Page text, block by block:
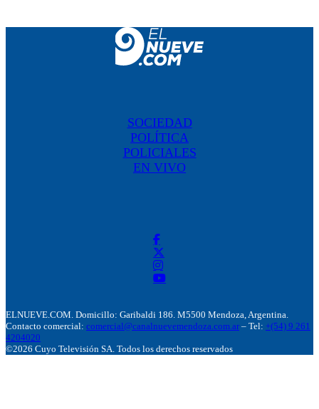
SOCIEDAD
POLÍTICA
POLICIALES
EN VIVO
ELNUEVE.COM. Domicillo: Garibaldi 186. M5500 Mendoza, Argentina.
Contacto comercial: comercial@canalnuevemendoza.com.ar – Tel: +(54) 9 261
4204020
©2026 Cuyo Televisión SA. Todos los derechos reservados